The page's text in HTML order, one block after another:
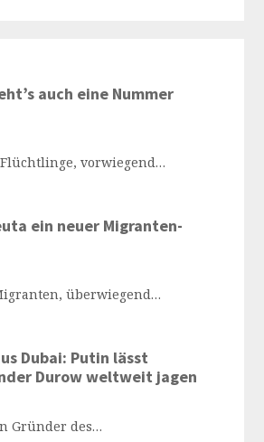
auch eine Nummer
vorwiegend…
ein neuer Migranten-
überwiegend…
Dubai: Putin lässt
Durow weltweit jagen
Gründer des…